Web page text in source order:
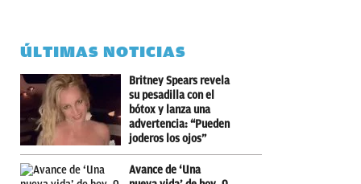
ÚLTIMAS NOTICIAS
Britney Spears revela
su pesadilla con el
bótox y lanza una
advertencia: “Pueden
joderos los ojos”
Avance de ‘Una